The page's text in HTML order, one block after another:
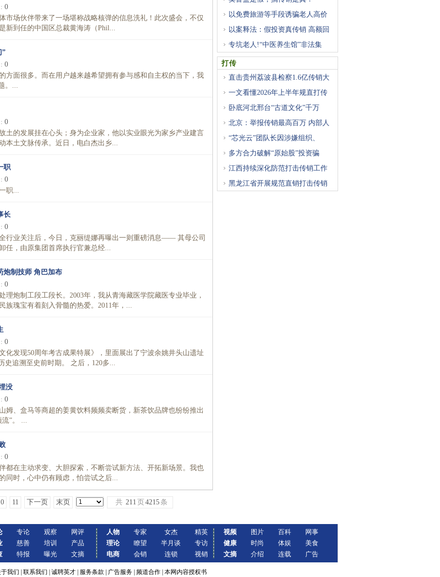
0
市场伙伴带来了一场堪称战略核弹的信息洗礼！此次盛会，不仅
新到任的中国区总裁黄海涛（Phil...
”
0
面很多。而在用户越来越希望拥有参与感和自主权的当下，我
。...
0
的发展挂在心头；身为企业家，他以实业眼光为家乡产业建言
本土文脉传承。近日，电白杰出乡...
职
0
职...
长
0
行业关注后，今日，克丽缇娜再曝出一则重磅消息—— 其母公司
任，由原集团首席执行官兼总经...
制技师 角巴加布
0
炮制工段工段长。2003年，我从青海藏医学院藏医专业毕业，
族瑰宝有着刻入骨髓的热爱。2011年，...
0
化发现50周年考古成果特展》，里面展出了宁波余姚井头山遗址
史追溯至史前时期。 之后，120多...
没
0
、盒马等商超的姜黄饮料频频卖断货，新茶饮品牌也纷纷推出
”。 ...
0
都在主动求变、大胆探索，不断尝试新方法、开拓新场景。我也
同时，心中仍有顾虑，怕尝试之后...
11 下一页 末页 共 211 页 4215 条
以免费旅游等手段诱骗老人高价
以案释法：假投资真传销 高额回
专坑老人!“中医养生馆”非法集
打传
直击贵州荔波县检察1.6亿传销大
一文看懂2026年上半年规直打传
卧底河北邢台“古道文化”千万
北京：举报传销最高百万 内部人
“芯光云”团队长因涉嫌组织、
多方合力破解“原始股”投资骗
江西持续深化防范打击传销工作
黑龙江省开展规范直销打击传销
专论
慈善
特报
观察
培训
曝光
网评
产品
文摘
人物
理论
电商
专家
瞭望
会销
女杰
半月谈
连锁
精英
专访
视销
视频
健康
文摘
图片
时尚
介绍
百科
体娱
连载
网事
美食
广告
于我们 联系我们 诚聘英才 服务条款 广告服务 频道合作 本网内容授权书